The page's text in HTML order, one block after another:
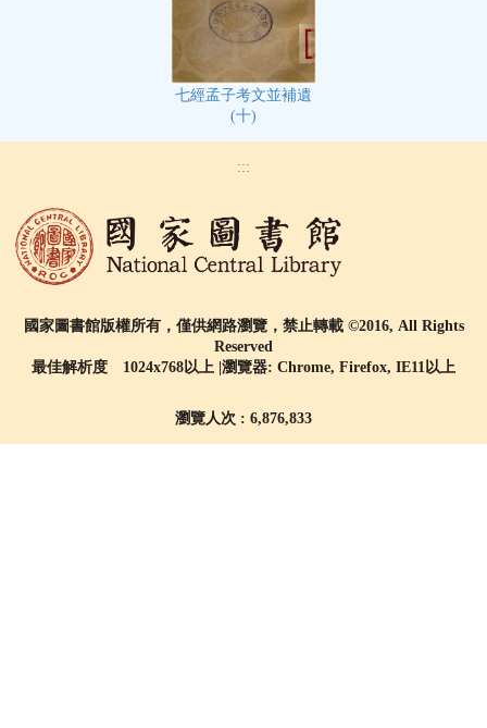
七經孟子考文並補遺
(十)
:::
國家圖書館版權所有，僅供網路瀏覽，禁止轉載 ©2016, All Rights
Reserved
最佳解析度 1024x768以上 |瀏覽器: Chrome, Firefox, IE11以上
瀏覽人次 : 6,876,833